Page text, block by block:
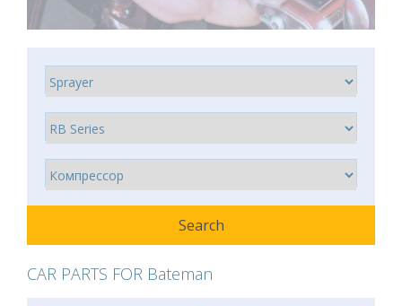
CAR PARTS FOR Bateman